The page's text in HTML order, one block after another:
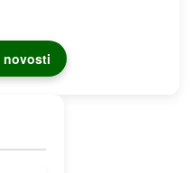
novosti